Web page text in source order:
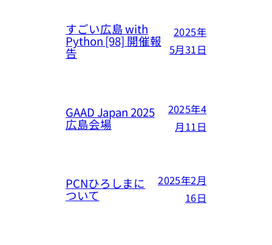
すごい広島 with
Python [98] 開催報
告
2025年
5月31日
GAAD Japan 2025
広島会場
2025年4
月11日
PCNひろしまに
ついて
2025年2月
16日